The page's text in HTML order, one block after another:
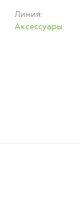
Линия
Аксессуары